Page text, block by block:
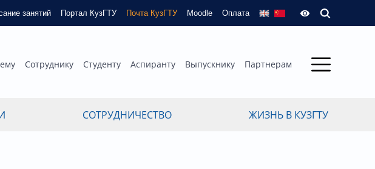
занятий Портал КузГТУ Почта КузГТУ Moodle Оплата
Сотруднику Студенту Аспиранту Выпускнику Партнерам
СОТРУДНИЧЕСТВО ЖИЗНЬ В КУЗГТУ